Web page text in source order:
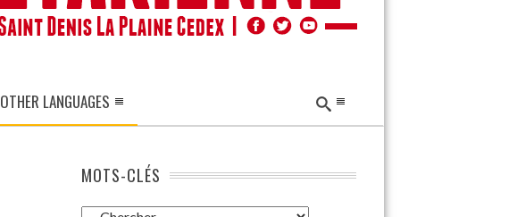
OTHER LANGUAGES
MOTS-CLÉS